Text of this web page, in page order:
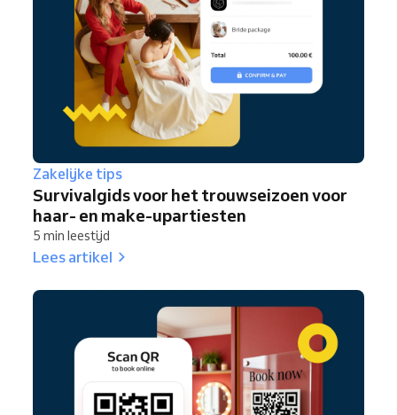
Zakelijke tips
Survivalgids voor het trouwseizoen voor
haar- en make-upartiesten
5 min leestijd
Lees artikel